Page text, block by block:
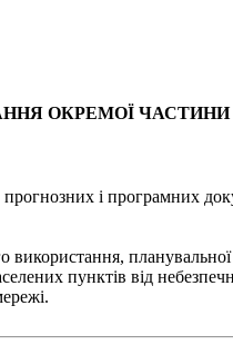
ОКРЕМОЇ ЧАСТИНИ
і програмних
планувальної
пунктів від